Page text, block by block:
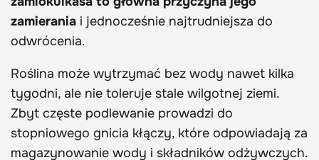
zamierania i jednocześnie najtrudniejsza do
odwrócenia.
Roślina może wytrzymać bez wody nawet kilka
tygodni, ale nie toleruje stale wilgotnej ziemi.
Zbyt częste podlewanie prowadzi do
stopniowego gnicia kłączy, które odpowiadają za
magazynowanie wody i składników odżywczych.